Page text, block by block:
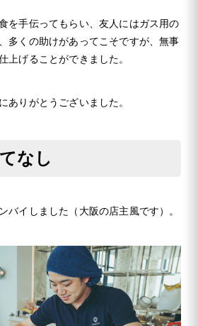
を手伝ってもらい、友人にはガス用の
多くの助けがあってこそですが、無事
上げることができました。
ありがとうございました。
なし
バイしました（大阪の店主風です）。